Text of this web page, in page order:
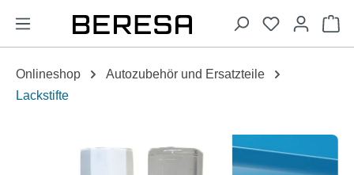
springen
Onlineshop
Autozubehör und Ersatzteile
Lackstifte
Bildergalerie überspringen